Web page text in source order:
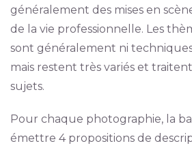
généralement des mises en
de la vie professionnelle. Les
sont généralement ni
mais restent très variés et
sujets.
Pour chaque photographie, la
émettre 4 propositions de